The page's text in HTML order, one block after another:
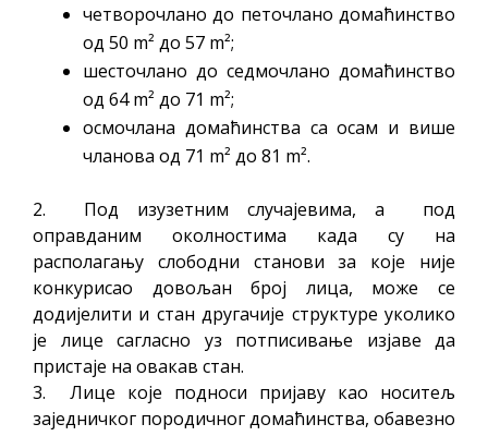
четворочлано до петочлано домаћинство
од 50 m² до 57 m²;
шесточлано до седмочлано домаћинство
од 64 m² до 71 m²;
осмочлана домаћинства са осам и више
чланова од 71 m² до 81 m².
2. Под изузетним случајевима, а под
оправданим околностима када су на
располагању слободни станови за које није
конкурисао довољан број лица, може се
додијелити и стан другачије структуре уколико
је лице сагласно уз потписивање изјаве да
пристаје на овакав стан.
3. Лице које подноси пријаву као носитељ
заједничког породичног домаћинства, обавезно